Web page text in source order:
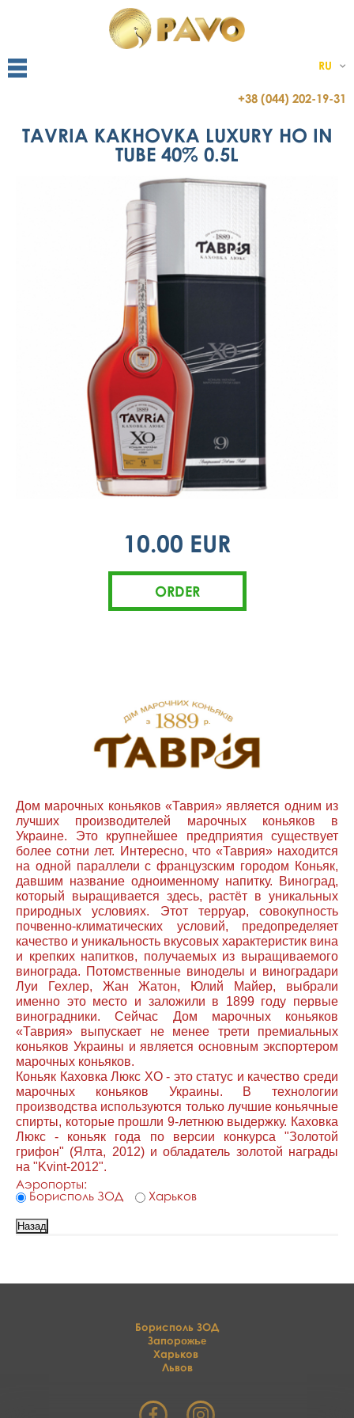
RU
+38 (044) 202-19-31
TAVRIA KAKHOVKA LUXURY HO IN
TUBE 40% 0.5L
10.00 EUR
Дом марочных коньяков «Таврия» является одним из
лучших производителей марочных коньяков в
Украине. Это крупнейшее предприятия существует
более сотни лет. Интересно, что «Таврия» находится
на одной параллели с французским городом Коньяк,
давшим название одноименному напитку. Виноград,
который выращивается здесь, растёт в уникальных
природных условиях. Этот терруар, совокупность
почвенно-климатических условий, предопределяет
качество и уникальность вкусовых характеристик вина
и крепких напитков, получаемых из выращиваемого
винограда. Потомственные виноделы и виноградари
Луи Гехлер, Жан Жатон, Юлий Майер, выбрали
именно это место и заложили в 1899 году первые
виноградники. Сейчас Дом марочных коньяков
«Таврия» выпускает не менее трети премиальных
коньяков Украины и является основным экспортером
марочных коньяков.
Коньяк Каховка Люкс XO - это статус и качество среди
марочных коньяков Украины. В технологии
производства используются только лучшие коньячные
спирты, которые прошли 9-летнюю выдержку. Каховка
Люкс - коньяк года по версии конкурса "Золотой
грифон" (Ялта, 2012) и обладатель золотой награды
на "Kvint-2012".
Аэропорты:
Борисполь ЗОД
Харьков
Борисполь ЗОД
Запорожье
Харьков
Львов